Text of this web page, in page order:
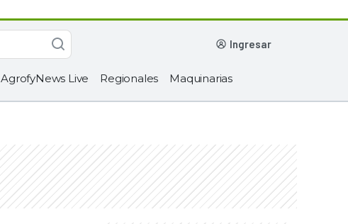
ingresar
AgrofyNews Live Regionales Maquinarias